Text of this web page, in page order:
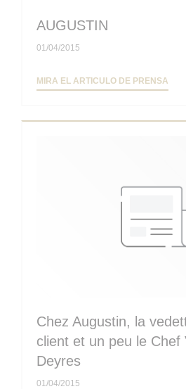
AUGUSTIN
01/04/2015
MIRA EL ARTICULO DE PRENSA
Chez Augustin, la
client et un peu le Chef
Deyres
01/04/2015